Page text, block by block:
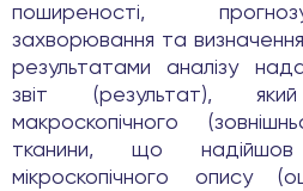
поширеності,
захворювання та
результатами аналізу
звіт (результат),
макроскопічного
тканини, що
мікроскопічного опису